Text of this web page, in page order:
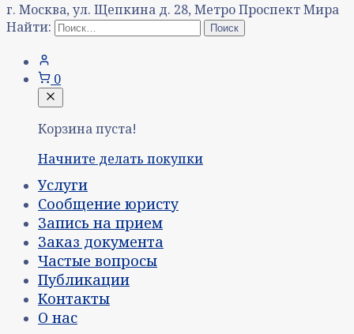
г. Москва, ул. Щепкина д. 28, Метро Проспект Мира
Найти:
0
Корзина пуста!
Начните делать покупки
Услуги
Сообщение юристу
Запись на прием
Заказ документа
Частые вопросы
Публикации
Контакты
О нас